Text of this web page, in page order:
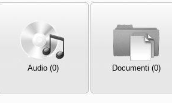
Audio (0) Documenti (0)